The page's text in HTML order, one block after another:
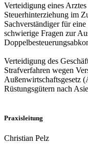
Verteidigung eines
Steuerhinterziehung im
Sachverständiger für
schwierige Fragen zur
Verteidigung des
Strafverfahren wegen
Außenwirtschaftsgesetz
Rüstungsgütern nach
Praxisleitung
Christian Pelz